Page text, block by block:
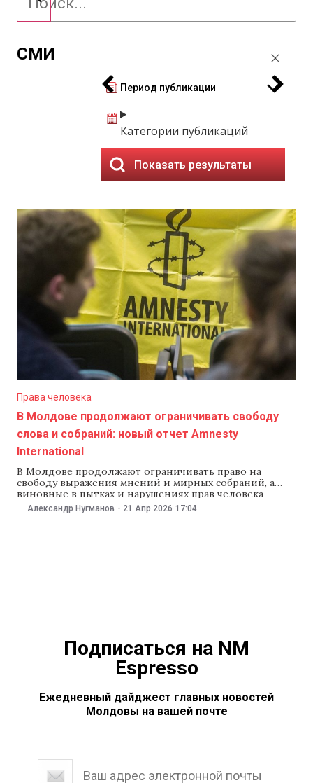
СМИ
Период публикации
Категории публикаций
Показать результаты
Права человека
В Молдове продолжают ограничивать свободу
слова и собраний: новый отчет Amnesty
International
В Молдове продолжают ограничивать право на
свободу выражения мнений и мирных собраний, а
виновные в пытках и нарушениях прав человека
остаются безнаказанными. Об этом говорится в новом
ежегодном отчете правозащитной организации
Александр Нугманов - 21 Апр 2026 17:04
Подписаться на NM
Espresso
Ежедневный дайджест главных новостей
Молдовы на вашей почте